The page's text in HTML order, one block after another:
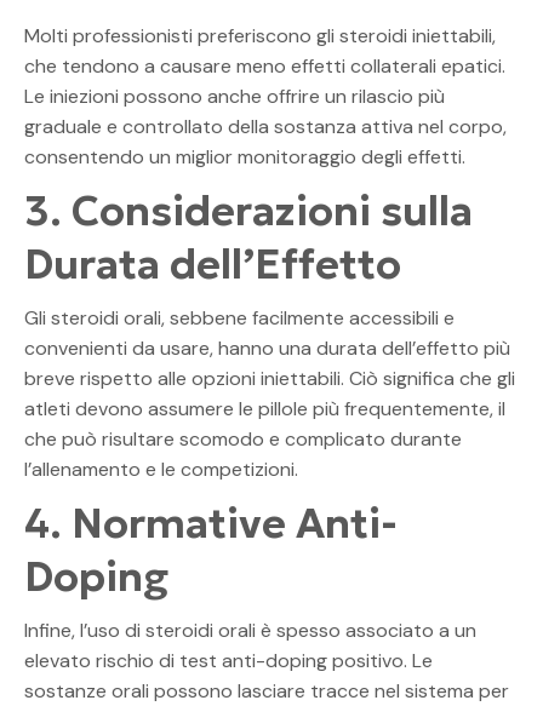
Molti professionisti preferiscono gli steroidi iniettabili,
che tendono a causare meno effetti collaterali epatici.
Le iniezioni possono anche offrire un rilascio più
graduale e controllato della sostanza attiva nel corpo,
consentendo un miglior monitoraggio degli effetti.
3. Considerazioni sulla
Durata dell’Effetto
Gli steroidi orali, sebbene facilmente accessibili e
convenienti da usare, hanno una durata dell’effetto più
breve rispetto alle opzioni iniettabili. Ciò significa che gli
atleti devono assumere le pillole più frequentemente, il
che può risultare scomodo e complicato durante
l’allenamento e le competizioni.
4. Normative Anti-
Doping
Infine, l’uso di steroidi orali è spesso associato a un
elevato rischio di test anti-doping positivo. Le
sostanze orali possono lasciare tracce nel sistema per